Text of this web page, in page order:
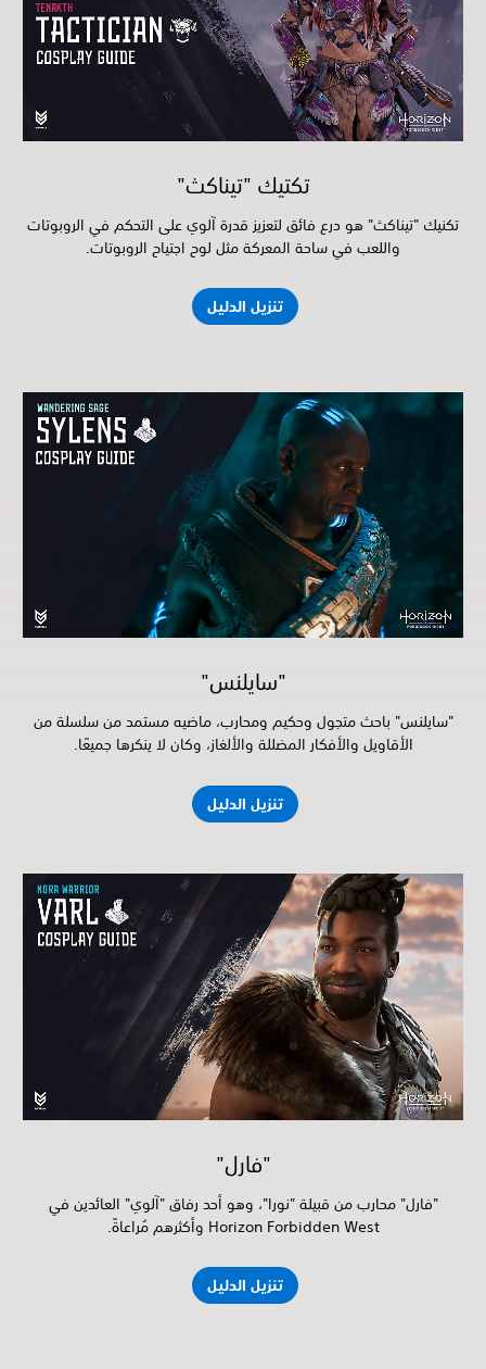
تكتيك "تيناكث"
تكنيك "تيناكث" هو درع فائق لتعزيز قدرة آلوي على التحكم في الروبوتات
واللعب في ساحة المعركة مثل لوح اجتياح الروبوتات.
تنزيل الدليل
"سايلنس"
"سايلنس" باحث متجول وحكيم ومحارب، ماضيه مستمد من سلسلة من
الأقاويل والأفكار المضللة والألغاز، وكان لا ينكرها جميعًا.
تنزيل الدليل
"فارل"
"فارل" محارب من قبيلة "نورا"، وهو أحد رفاق "آلوي" العائدين في
Horizon Forbidden West وأكثرهم مُراعاةً.
تنزيل الدليل